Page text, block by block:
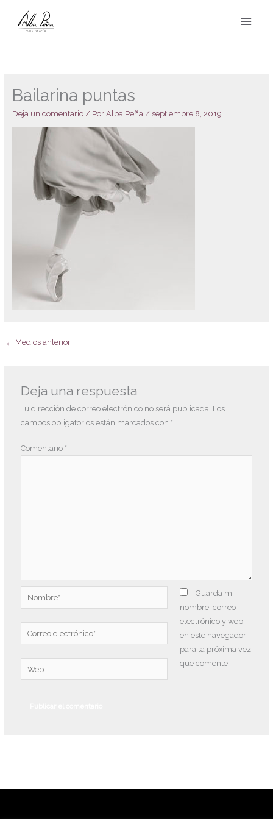
contenido
Bailarina puntas
Deja un comentario / Por Alba Peña / septiembre 8, 2019
← Medios anterior
Deja una respuesta
Tu dirección de correo electrónico no será publicada. Los
campos obligatorios están marcados con *
Comentario *
Nombre*
Correo
electrónico*
Web
Guarda mi
nombre, correo
electrónico y web
en este navegador
para la próxima vez
que comente.